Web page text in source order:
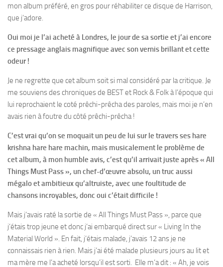
mon album préféré, en gros pour réhabiliter ce disque de Harrison,
que j’adore.
Oui moi je l’ai acheté à Londres, le jour de sa sortie et j’ai encore
ce pressage anglais magnifique avec son vernis brillant et cette
odeur !
Je ne regrette que cet album soit si mal considéré par la critique. Je
me souviens des chroniques de BEST et Rock & Folk à l’époque qui
lui reprochaient le coté prêchi-prêcha des paroles, mais moi je n’en
avais rien à foutre du côté prêchi-prêcha !
C’est vrai qu’on se moquait un peu de lui sur le travers ses hare
krishna hare hare machin, mais musicalement le problème de
cet album, à mon humble avis, c’est qu’il arrivait juste après « All
Things Must Pass », un chef-d’œuvre absolu, un truc aussi
mégalo et ambitieux qu’altruiste, avec une foultitude de
chansons incroyables, donc oui c’était difficile !
Mais j’avais raté la sortie de « All Things Must Pass », parce que
j’étais trop jeune et donc j’ai embarqué direct sur « Living In the
Material World ». En fait, j’étais malade, j’avais 12 ans je ne
connaissais rien à rien. Mais j’ai été malade plusieurs jours au lit et
ma mère me l’a acheté lorsqu’il est sorti. Elle m’a dit : « Ah, je vois